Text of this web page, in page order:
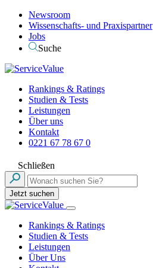
Newsroom
Wissenschafts- und Praxispartner
Jobs
Suche
Rankings & Ratings
Studien & Tests
Leistungen
Über uns
Kontakt
0221 67 78 67 0
Schließen
Jetzt suchen
Rankings & Ratings
Studien & Tests
Leistungen
Über Uns